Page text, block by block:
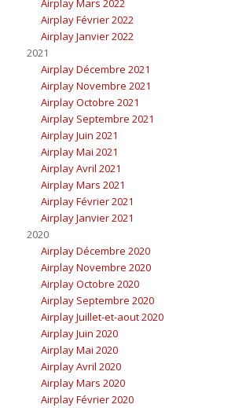
Airplay Mars 2022
Airplay Février 2022
Airplay Janvier 2022
2021
Airplay Décembre 2021
Airplay Novembre 2021
Airplay Octobre 2021
Airplay Septembre 2021
Airplay Juin 2021
Airplay Mai 2021
Airplay Avril 2021
Airplay Mars 2021
Airplay Février 2021
Airplay Janvier 2021
2020
Airplay Décembre 2020
Airplay Novembre 2020
Airplay Octobre 2020
Airplay Septembre 2020
Airplay Juillet-et-aout 2020
Airplay Juin 2020
Airplay Mai 2020
Airplay Avril 2020
Airplay Mars 2020
Airplay Février 2020